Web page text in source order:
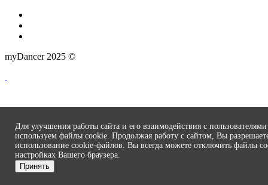
Для улучшения работы сайта и его взаимодействия с
используем файлы cookie. Продолжая работу с сайтом, Вы
использование cookie-файлов. Вы всегда можете отключить файлы
настройках Вашего браузера.
Принять
myDancer 2025 ©